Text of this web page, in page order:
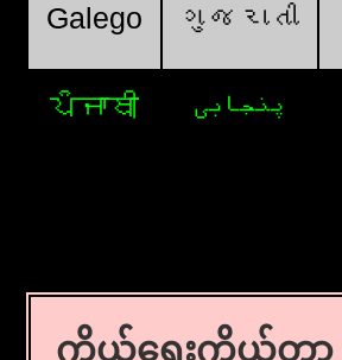
Galego ગુજરાતી
ਪੰਜਾਬੀ پنجابی
ကိုယ်ရေးကိုယ်တာ